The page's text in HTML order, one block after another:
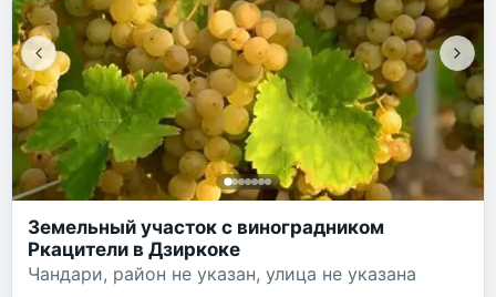
Земельный участок с виноградником
Ркацители в Дзиркоке
Чандари, район не указан, улица не указана